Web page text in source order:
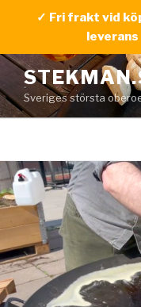
✓ Fri frakt vid
Hoppa
till
innehållSveriges största